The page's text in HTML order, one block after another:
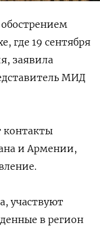
где 19 сентября
заявила
МИД
контакты
и Армении,
участвуют
в регион